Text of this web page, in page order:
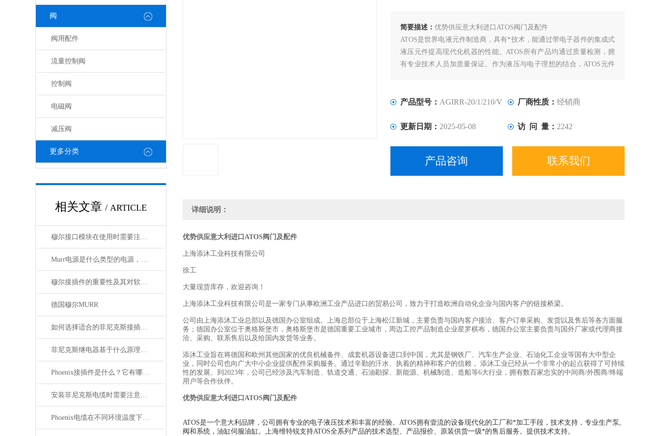
阀
阀用配件
流量控制阀
控制阀
电磁阀
减压阀
更多分类
相关文章 / ARTICLE
穆尔接口模块在使用时需要注意哪些问题？
Murr电源是什么类型的电源，主要用于哪些领域？
穆尔接插件的重要性及其对软件开发的影响
德国穆尔MURR
如何选择适合的菲尼克斯接插件？
菲尼克斯继电器基于什么原理工作？
Phoenix接插件是什么？它有哪些应用？
安装菲尼克斯电缆时需要注意哪些事项？
Phoenix电缆在不同环境温度下的性能表现如何？
简要描述： 优势供应意大利进口ATOS阀门及配件
ATOS是世界电液元件制造商，具有*技术，能通过带电子器件的集成式
液压元件提高现代化机器的性能。ATOS所有产品均通过质量检测，拥
有专业技术人员加质量保证。作为液压与电子理想的结合，ATOS元件
产品型号： AGIRR-20/1/210/V 厂商性质： 经销商
更新日期： 2025-05-08 访 问 量： 2242
产品咨询 联系我们
详细说明：
优势供应意大利进口ATOS阀门及配件
上海添沐工业科技有限公司
徐工
大量现货库存，欢迎咨询！
上海添沐工业科技有限公司是一家专门从事欧洲工业产品进口的贸易公司，致力于打造欧洲自动化企业与国内客户的链接桥梁。
公司由上海添沐工业总部以及德国办公室组成。上海总部位于上海松江新城，主要负责与国内客户接洽、客户订单采购、发货以及售后等各方面服
务；德国办公室位于奥格斯堡市，奥格斯堡市是德国重要工业城市，周边工控产品制造企业星罗棋布，德国办公室主要负责与国外厂家或代理商接
洽、采购、联系售后以及给国内发货等业务。
添沐工业旨在将德国和欧州其他国家的优良机械备件、成套机器设备进口到中国，尤其是钢铁厂、汽车生产企业、石油化工企业等国有大中型企
业，同时公司也向广大中小企业提供配件采购服务。通过辛勤的汗水、执着的精神和客户的信赖， 添沐工业已经从一个非常小的起点获得了可持续
性的发展。到2023年，公司已经涉及汽车制造、轨道交通、石油勘探、新能源、机械制造、造船等6大行业，拥有数百家忠实的中间商/外围商/终端
用户等合作伙伴。
优势供应意大利进口ATOS阀门及配件
ATOS是一个意大利品牌，公司拥有专业的电子液压技术和丰富的经验。ATOS拥有壹流的设备现代化的工厂和*加工手段，技术支持，专业生产泵,
阀和系统，油缸伺服油缸。上海维特锐支持ATOS全系列产品的技术选型、产品报价、原装供货一级*的售后服务。提供技术支持。